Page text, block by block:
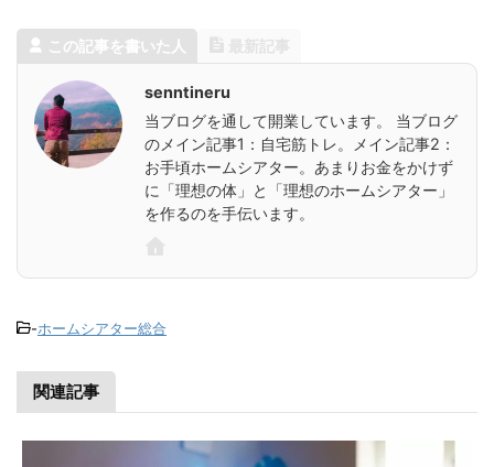
この記事を書いた人
senntineru
当ブログを通して開業しています。 当ブログ
のメイン記事1：自宅筋トレ。メイン記事2：
お手頃ホームシアター。あまりお金をかけず
に「理想の体」と「理想のホームシアター」
を作るのを手伝います。
-ホームシアター総合
関連記事